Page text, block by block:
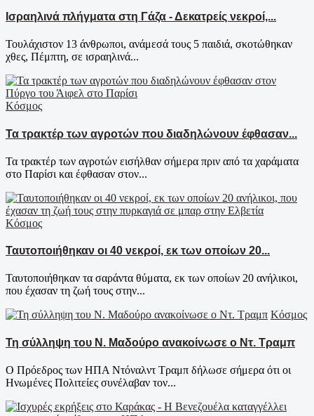
Ισραηλινά πλήγματα στη Γάζα - Δεκατρείς νεκροί,...
Τουλάχιστον 13 άνθρωποι, ανάμεσά τους 5 παιδιά, σκοτώθηκαν
χθες, Πέμπτη, σε ισραηλινά...
Κόσμος
Τα τρακτέρ των αγροτών που διαδηλώνουν έφθασαν...
Τα τρακτέρ των αγροτών εισήλθαν σήμερα πριν από τα χαράματα
στο Παρίσι και έφθασαν στον...
Κόσμος
Ταυτοποιήθηκαν οι 40 νεκροί, εκ των οποίων 20...
Ταυτοποιήθηκαν τα σαράντα θύματα, εκ των οποίων 20 ανήλικοι,
που έχασαν τη ζωή τους στην...
Κόσμος
Τη σύλληψη του Ν. Μαδούρο ανακοίνωσε ο Ντ. Τραμπ
Ο Πρόεδρος των ΗΠΑ Ντόναλντ Τραμπ δήλωσε σήμερα ότι οι
Ηνωμένες Πολιτείες συνέλαβαν τον...